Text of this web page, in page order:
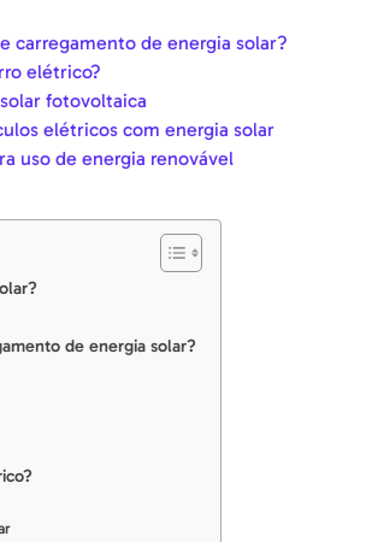
carregamento de energia solar?
elétrico?
fotovoltaica
elétricos com energia solar
uso de energia renovável
de energia solar?